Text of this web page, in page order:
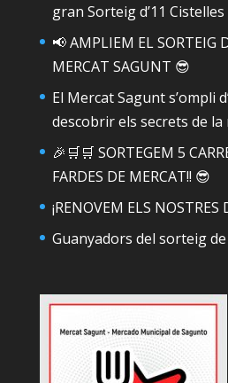
gran Sorteig d’11
📢 AMPLIEM EL SORTEIG
MERCAT SAGUNT 😎
El Mercat Sagunt s’ompli
descobrir els secrets de
🎉🛒🛒 SORTEGEM 5
FARDES DE MERCAT!! 😎
¡RENOVEM ELS NOSTRES
Guanyadors del sorteig